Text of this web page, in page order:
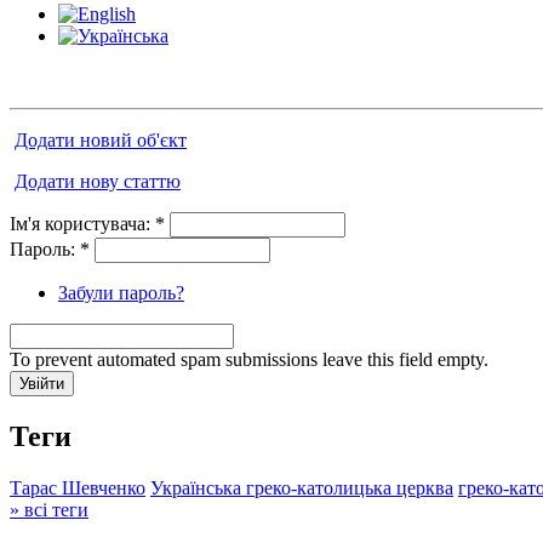
Додати новий об'єкт
Додати нову статтю
Ім'я користувача: *
Пароль: *
Забули пароль?
To prevent automated spam submissions leave this field empty.
Теги
Тарас Шевченко Українська греко-католицька церква греко-
» всі теги